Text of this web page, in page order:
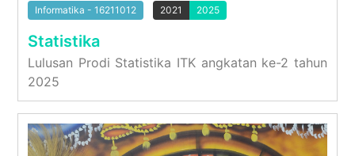
Informatika - 16211012 2021 2025
Statistika
Lulusan Prodi Statistika ITK angkatan ke-2 tahun
2025